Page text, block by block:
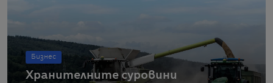
Бизнес
Хранителните суровини